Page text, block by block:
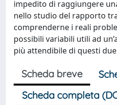
impedito di raggiungere
nello studio del rapporto
comprenderne i reali
possibili variabili utili ad
più attendibile di questi
Scheda breve
Scheda completa